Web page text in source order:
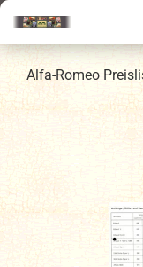
Alfa-Romeo